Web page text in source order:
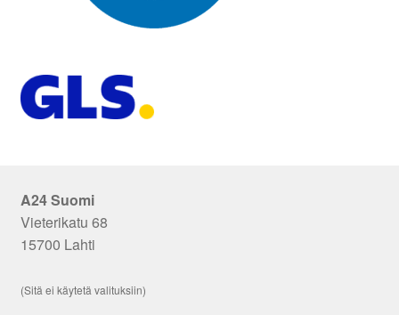
A24 Suomi
Vieterikatu 68
15700 Lahti
(Sitä ei käytetä valituksiin)